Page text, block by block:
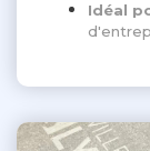
Idéal